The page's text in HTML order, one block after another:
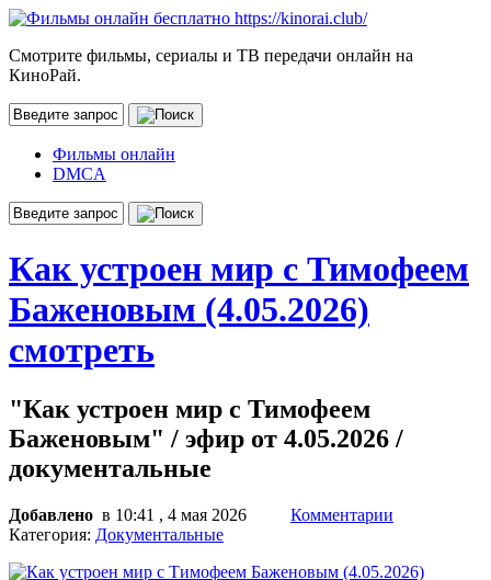
Смотрите фильмы, сериалы и ТВ передачи онлайн на
КиноРай.
Фильмы онлайн
DMCA
Как устроен мир с Тимофеем
Баженовым (4.05.2026)
смотреть
"Как устроен мир с Тимофеем
Баженовым" / эфир от 4.05.2026 /
документальные
Добавлено в 10:41 , 4 мая 2026
Комментарии
Категория: Документальные